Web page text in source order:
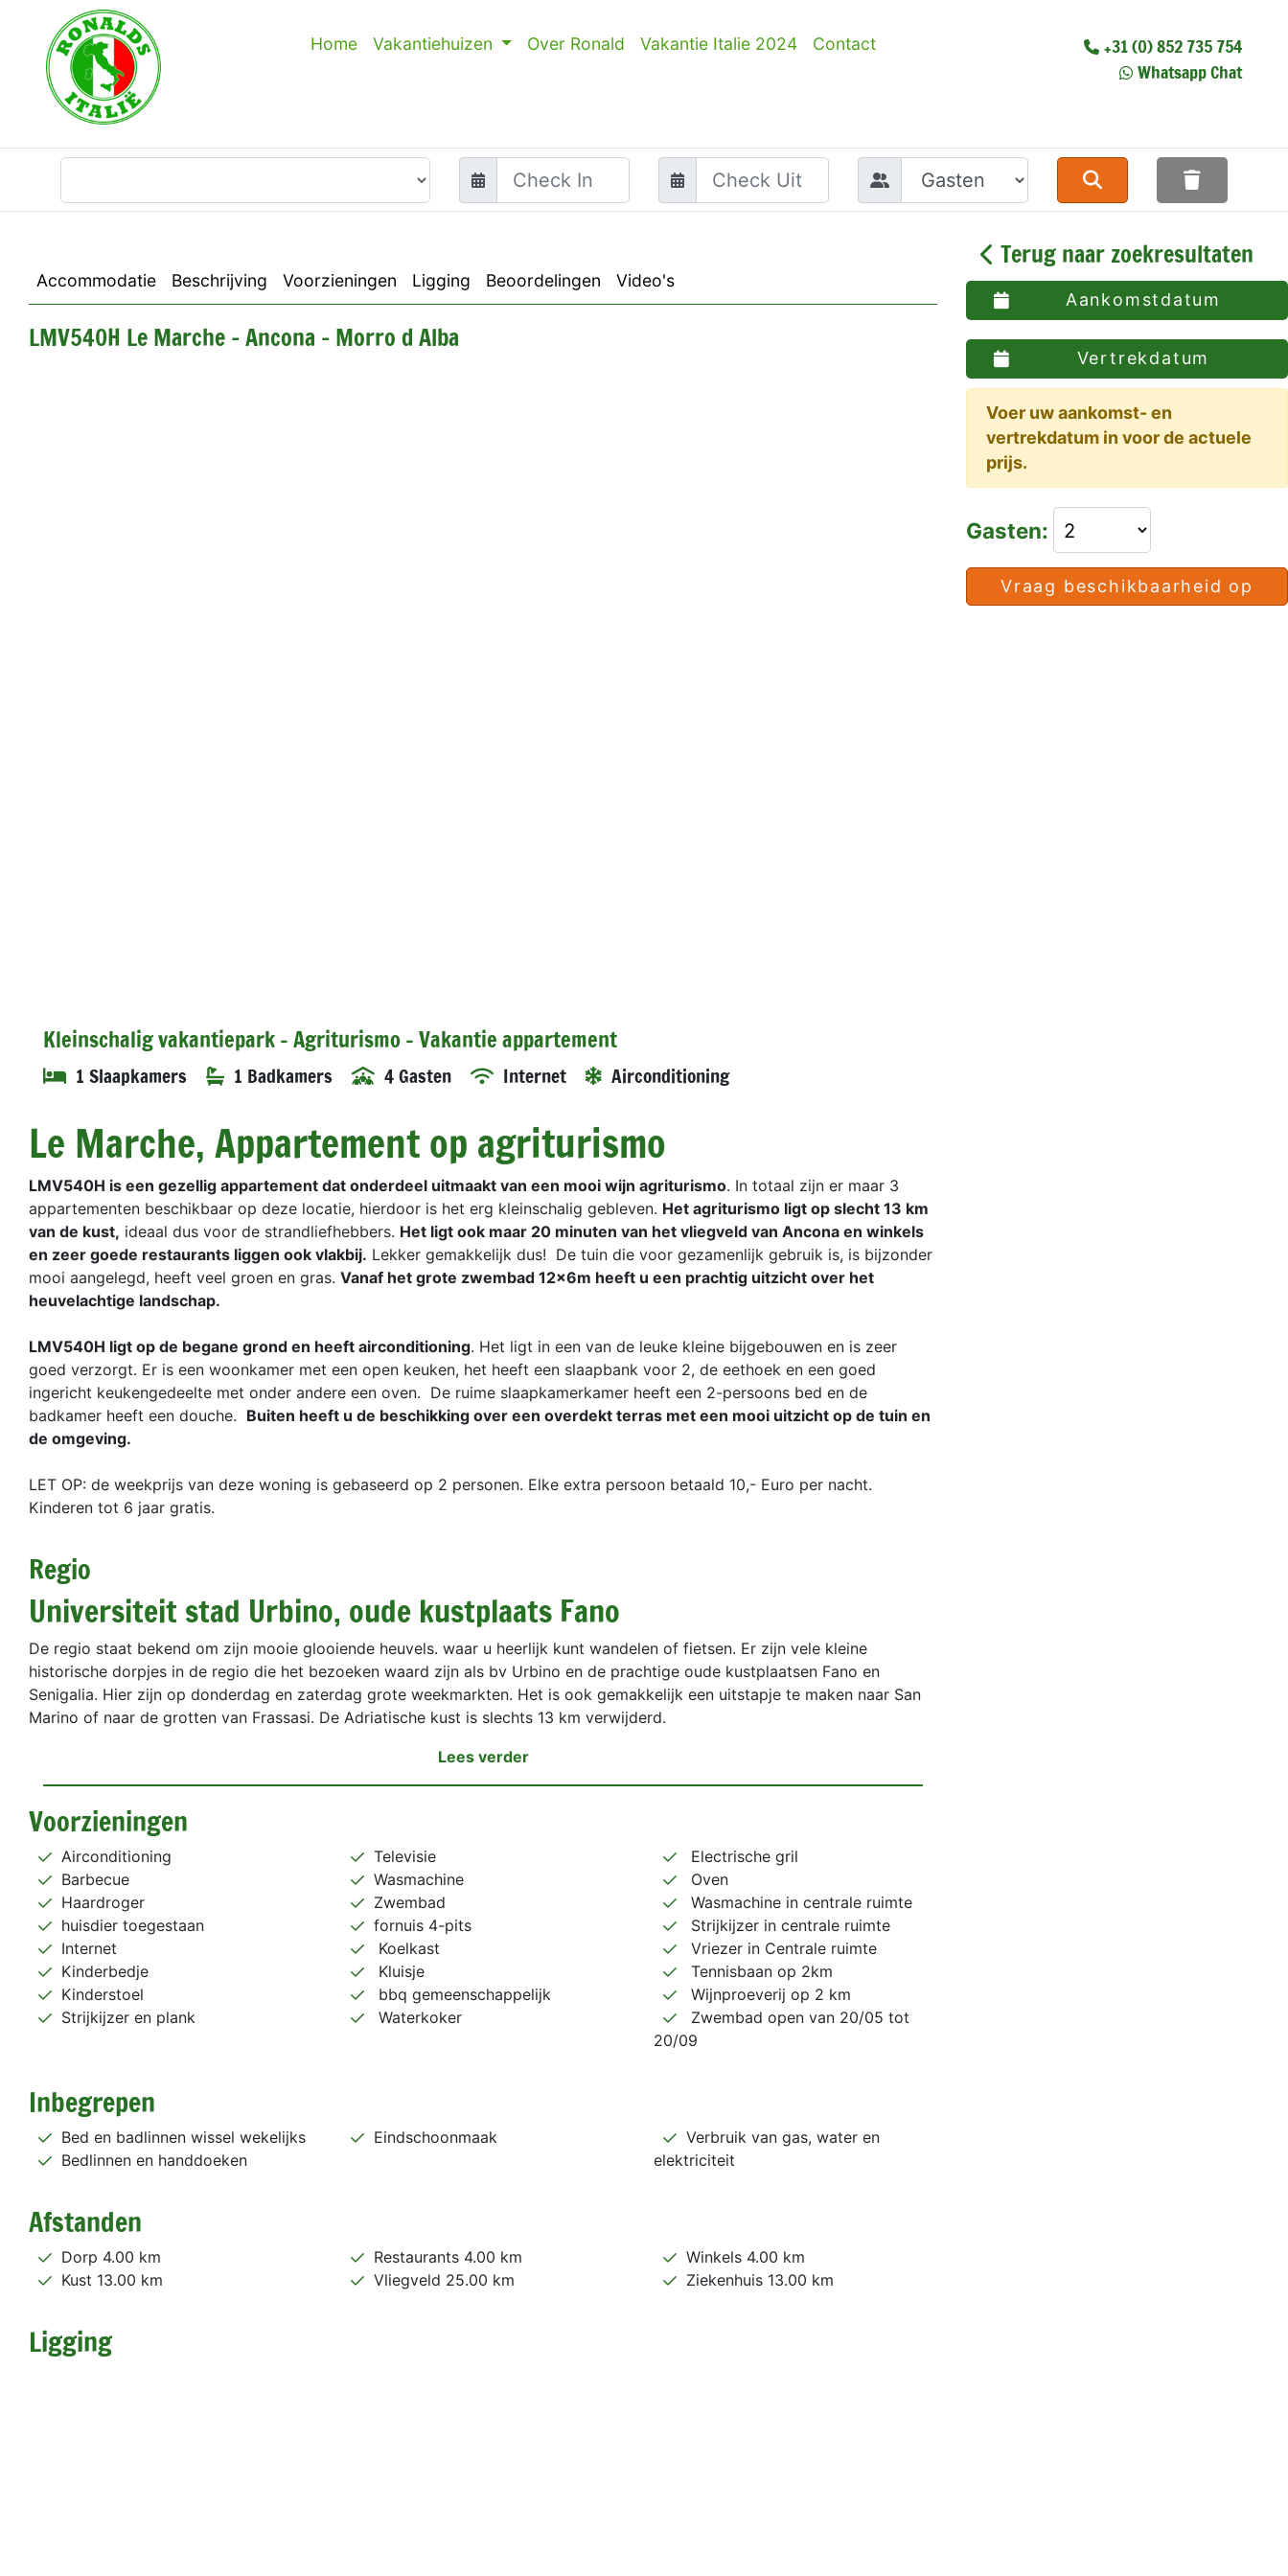
Home Vakantiehuizen Over Ronald Vakantie Italie 2024 Contact
+31 (0) 852 735 754
Whatsapp Chat
wilt u heen?
Accommodatie Beschrijving Voorzieningen Ligging Beoordelingen Video's
LMV540H Le Marche - Ancona - Morro d Alba
Kleinschalig vakantiepark - Agriturismo - Vakantie appartement
1 Slaapkamers 1 Badkamers 4 Gasten Internet Airconditioning
Le Marche, Appartement op agriturismo
LMV540H is een gezellig appartement dat onderdeel uitmaakt van een mooi wijn agriturismo. In totaal zijn er maar 3
appartementen beschikbaar op deze locatie, hierdoor is het erg kleinschalig gebleven. Het agriturismo ligt op slecht 13 km
van de kust, ideaal dus voor de strandliefhebbers. Het ligt ook maar 20 minuten van het vliegveld van Ancona en winkels
en zeer goede restaurants liggen ook vlakbij. Lekker gemakkelijk dus! De tuin die voor gezamenlijk gebruik is, is bijzonder
mooi aangelegd, heeft veel groen en gras. Vanaf het grote zwembad 12x6m heeft u een prachtig uitzicht over het
heuvelachtige landschap.
LMV540H ligt op de begane grond en heeft airconditioning. Het ligt in een van de leuke kleine bijgebouwen en is zeer
goed verzorgt. Er is een woonkamer met een open keuken, het heeft een slaapbank voor 2, de eethoek en een goed
ingericht keukengedeelte met onder andere een oven. De ruime slaapkamerkamer heeft een 2-persoons bed en de
badkamer heeft een douche. Buiten heeft u de beschikking over een overdekt terras met een mooi uitzicht op de tuin en
de omgeving.
LET OP: de weekprijs van deze woning is gebaseerd op 2 personen. Elke extra persoon betaald 10,- Euro per nacht.
Kinderen tot 6 jaar gratis.
Regio
Universiteit stad Urbino, oude kustplaats Fano
De regio staat bekend om zijn mooie glooiende heuvels. waar u heerlijk kunt wandelen of fietsen. Er zijn vele kleine
historische dorpjes in de regio die het bezoeken waard zijn als bv Urbino en de prachtige oude kustplaatsen Fano en
Senigalia. Hier zijn op donderdag en zaterdag grote weekmarkten. Het is ook gemakkelijk een uitstapje te maken naar San
Marino of naar de grotten van Frassasi. De Adriatische kust is slechts 13 km verwijderd.
Lees verder
Voorzieningen
Airconditioning
Barbecue
Haardroger
huisdier toegestaan
Internet
Kinderbedje
Kinderstoel
Strijkijzer en plank
Televisie
Wasmachine
Zwembad
fornuis 4-pits
Koelkast
Kluisje
bbq gemeenschappelijk
Waterkoker
Electrische gril
Oven
Wasmachine in centrale ruimte
Strijkijzer in centrale ruimte
Vriezer in Centrale ruimte
Tennisbaan op 2km
Wijnproeverij op 2 km
Zwembad open van 20/05 tot
20/09
Inbegrepen
Bed en badlinnen wissel wekelijks
Bedlinnen en handdoeken
Eindschoonmaak
Verbruik van gas, water en
elektriciteit
Afstanden
Dorp 4.00 km
Kust 13.00 km
Restaurants 4.00 km
Vliegveld 25.00 km
Winkels 4.00 km
Ziekenhuis 13.00 km
Ligging
Terug naar zoekresultaten
Aankomstdatum
Vertrekdatum
Voer uw aankomst- en
vertrekdatum in voor de actuele
prijs.
Gasten:
Vraag beschikbaarheid op